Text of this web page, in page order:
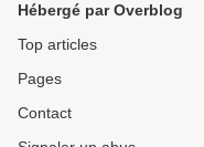
Hébergé par Overblog
Top articles
Pages
Contact